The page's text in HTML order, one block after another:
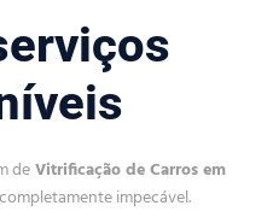
deVitrificação de Carros em
impecável.